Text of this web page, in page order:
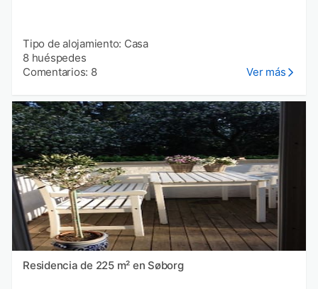
Tipo de alojamiento: Casa
8 huéspedes
Comentarios: 8
Ver más
Residencia de 225 m² en Søborg